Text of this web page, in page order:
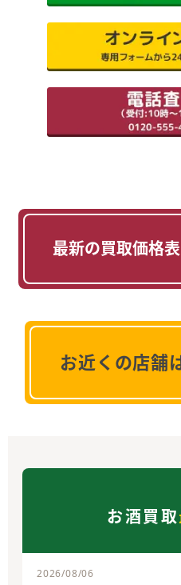
最新の買取価格
お近くの店舗
お酒買取
2026/08/06